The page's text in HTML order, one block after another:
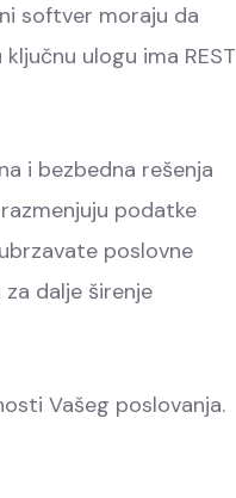
softver moraju da
ulogu ima REST
i bezbedna rešenja
podatke
poslovne
dalje širenje
Vašeg poslovanja.